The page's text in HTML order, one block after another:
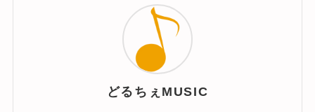
どるちぇMUSIC